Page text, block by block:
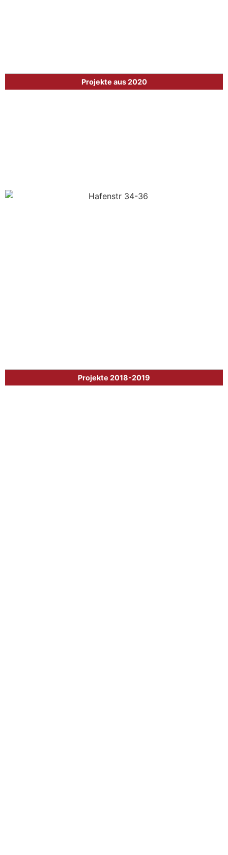
Projekte aus 2020
Projekte 2018-2019